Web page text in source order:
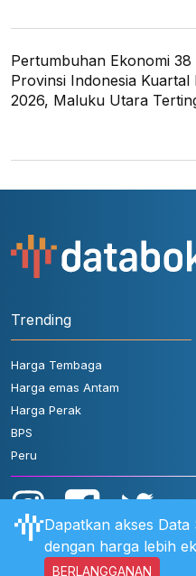
Pertumbuhan Ekonomi 38
Provinsi Indonesia Kuartal
2026, Maluku Utara
Trending
Harga Tembaga
Harga emas Antam
Harga Perak
BPS
Peru
Dapatkan akses
dengan harga lebih
BERLANGGANAN